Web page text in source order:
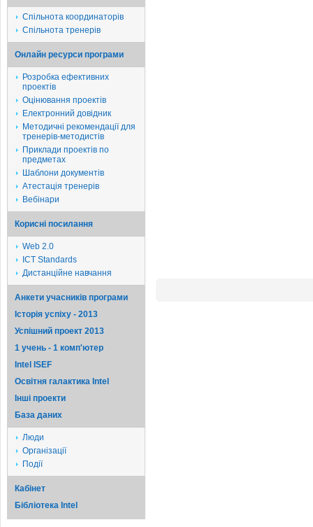
Спільнота координаторів
Спільнота тренерів
Онлайн ресурси програми
Розробка ефективних
проектів
Оцінювання проектів
Електронний довідник
Методичні рекомендації для
тренерів-методистів
Приклади проектів по
предметах
Шаблони документів
Атестація тренерів
Вебінари
Корисні посилання
Web 2.0
ICT Standards
Дистанційне навчання
Анкети учасників програми
Історія успіху - 2013
Успішний проект 2013
1 учень - 1 комп'ютер
Intel ISEF
Освітня галактика Intel
Iншi проекти
База даних
Люди
Організації
Події
Кабінет
Бібліотека Intel